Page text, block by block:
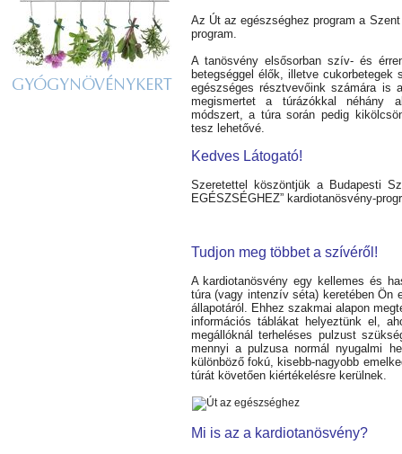
GYÓGYNÖVÉNYKERT
Az Út az egészséghez program a
program.
A tanösvény elsősorban szív- és
betegséggel élők, illetve cukorbetegek
egészséges résztvevőink számára is
megismertet a túrázókkal néhány
módszert, a túra során pedig
tesz lehetővé.
Kedves Látogató!
Szeretettel köszöntjük a Budapesti
EGÉSZSÉGHEZ” kardiotanösvény-
Tudjon meg többet a szívéről!
A kardiotanösvény egy kellemes és
túra (vagy intenzív séta) keretében
állapotáról. Ehhez szakmai alapon
információs táblákat helyeztünk el,
megállóknál terheléses pulzust
mennyi a pulzusa normál nyugalmi
különböző fokú, kisebb-nagyobb
túrát követően kiértékelésre kerülnek.
Mi is az a kardiotanösvény?